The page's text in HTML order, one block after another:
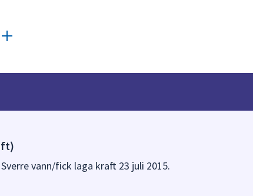
vann/fick laga kraft 23 juli 2015.